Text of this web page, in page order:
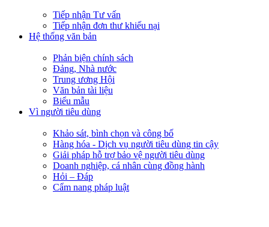
Tiếp nhận Tư vấn
Tiếp nhận đơn thư khiếu nại
Hệ thống văn bản
Phản biện chính sách
Đảng, Nhà nước
Trung ương Hội
Văn bản tài liệu
Biểu mẫu
Vì người tiêu dùng
Khảo sát, bình chọn và công bố
Hàng hóa - Dịch vụ người tiêu dùng tin cậy
Giải pháp hỗ trợ bảo vệ người tiêu dùng
Doanh nghiệp, cá nhân cùng đồng hành
Hỏi – Đáp
Cẩm nang pháp luật